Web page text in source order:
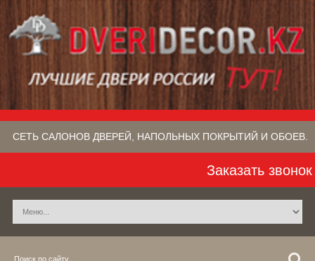
СЕТЬ САЛОНОВ ДВЕРЕЙ, НАПОЛЬНЫХ ПОКРЫТИЙ​ И ОБОЕВ.
Заказать звонок